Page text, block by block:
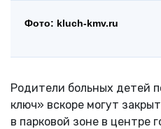
Фото: kluch-kmv.ru
Родители больных детей
ключ» вскоре могут
в парковой зоне в центре